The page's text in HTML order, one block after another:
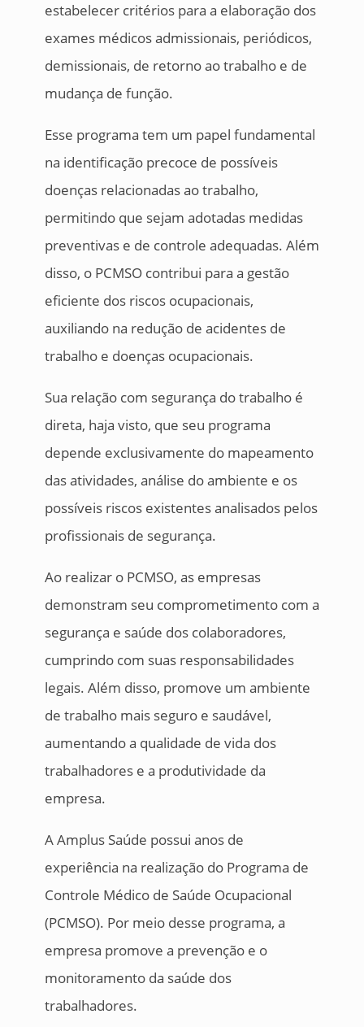
estabelecer critérios para a elaboração dos
exames médicos admissionais, periódicos,
demissionais, de retorno ao trabalho e de
mudança de função.
Esse programa tem um papel fundamental
na identificação precoce de possíveis
doenças relacionadas ao trabalho,
permitindo que sejam adotadas medidas
preventivas e de controle adequadas. Além
disso, o PCMSO contribui para a gestão
eficiente dos riscos ocupacionais,
auxiliando na redução de acidentes de
trabalho e doenças ocupacionais.
Sua relação com segurança do trabalho é
direta, haja visto, que seu programa
depende exclusivamente do mapeamento
das atividades, análise do ambiente e os
possíveis riscos existentes analisados pelos
profissionais de segurança.
Ao realizar o PCMSO, as empresas
demonstram seu comprometimento com a
segurança e saúde dos colaboradores,
cumprindo com suas responsabilidades
legais. Além disso, promove um ambiente
de trabalho mais seguro e saudável,
aumentando a qualidade de vida dos
trabalhadores e a produtividade da
empresa.
A Amplus Saúde possui anos de
experiência na realização do Programa de
Controle Médico de Saúde Ocupacional
(PCMSO). Por meio desse programa, a
empresa promove a prevenção e o
monitoramento da saúde dos
trabalhadores.